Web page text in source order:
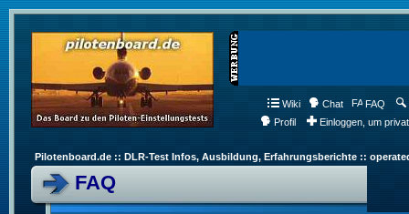
Wiki Chat FAQ
Profil
Einloggen, um
Pilotenboard.de :: DLR-Test Infos, Ausbildung, Erfahrungsberichte ::
FAQ